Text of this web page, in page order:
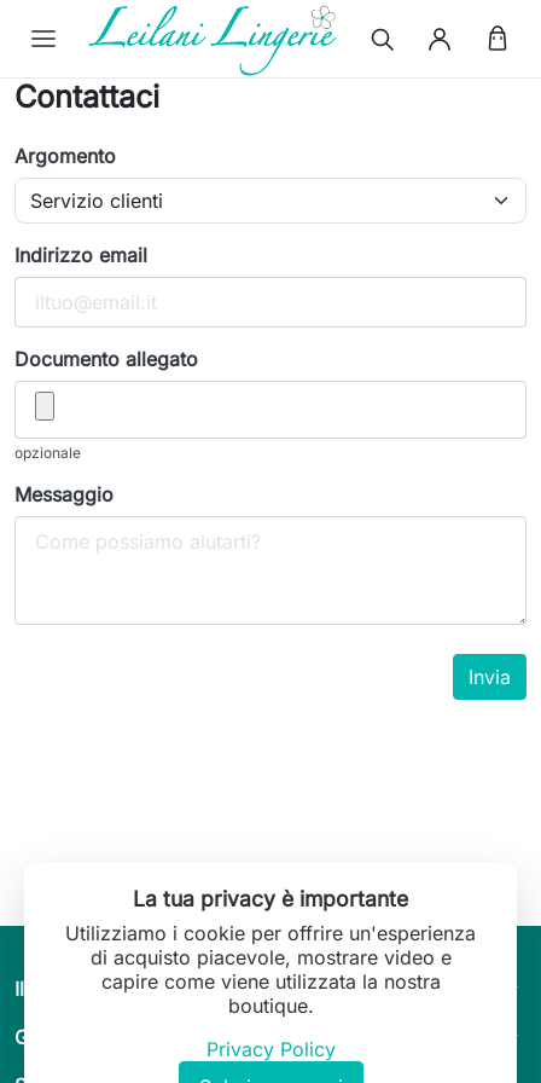
Contattaci
Argomento
Indirizzo email
Documento allegato
opzionale
Messaggio
Il mondo di Leilani Lingerie arrow_drop_down
Guida & consigli arrow_drop_down
La tua privacy è importante
Utilizziamo i cookie per offrire un'esperienza
di acquisto piacevole, mostrare video e
capire come viene utilizzata la nostra
boutique.
Privacy Policy